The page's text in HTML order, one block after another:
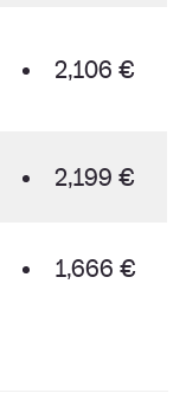
2,106 €
2,199 €
1,666 €